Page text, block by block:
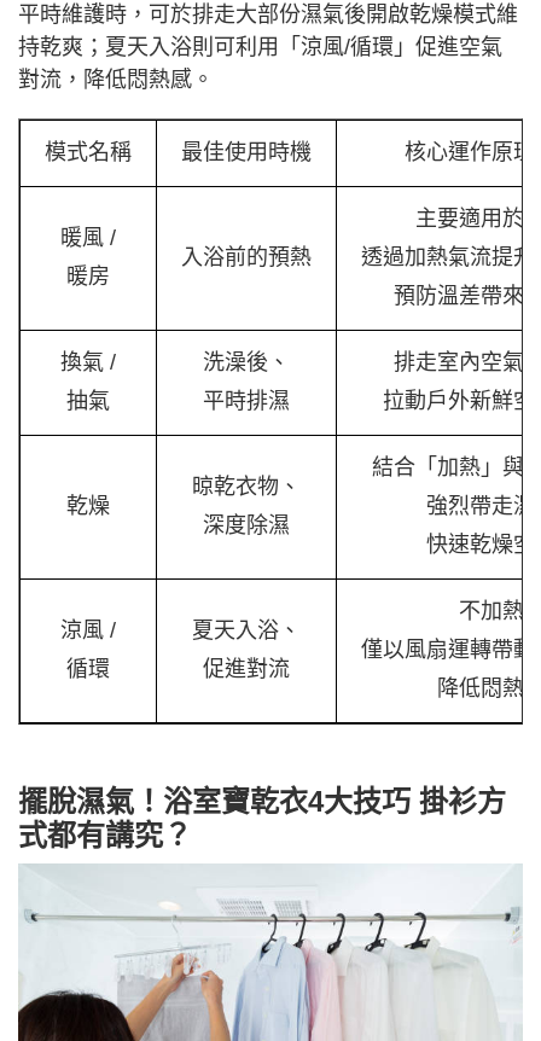
平時維護時，可於排走大部份濕氣後開啟乾燥模式維
持乾爽；夏天入浴則可利用「涼風/循環」促進空氣
對流，降低悶熱感。
模式名稱 最佳使用時機 核心運作原理
暖風 /
暖房
入浴前的預熱
主要適用於
透過加熱氣流提
預防溫差帶來
換氣 /
抽氣
洗澡後、
平時排濕
排走室內空氣
拉動戶外新鮮
乾燥
晾乾衣物、
深度除濕
結合「加熱」與
強烈帶走濕
快速乾燥空
涼風 /
循環
夏天入浴、
促進對流
不加熱
僅以風扇運轉帶
降低悶熱
擺脫濕氣！浴室寶乾衣4大技巧 掛衫方
式都有講究？